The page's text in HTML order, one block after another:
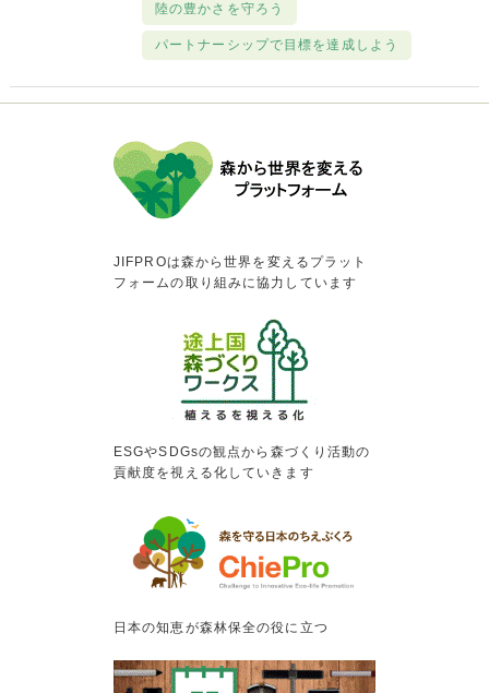
陸の豊かさを守ろう
パートナーシップで目標を達成しよう
JIFPROは森から世界を変えるプラット
フォームの取り組みに協力しています
ESGやSDGsの観点から森づくり活動の
貢献度を視える化していきます
日本の知恵が森林保全の役に立つ